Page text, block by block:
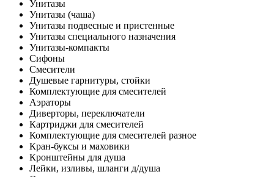
Унитазы
Унитазы (чаша)
Унитазы подвесные и пристенные
Унитазы специального назначения
Унитазы-компакты
Сифоны
Смесители
Душевые гарнитуры, стойки
Комплектующие для смесителей
Аэраторы
Диверторы, переключатели
Картриджи для смесителей
Комплектующие для смесителей разное
Кран-буксы и маховики
Кронштейны для душа
Лейки, изливы, шланги д/душа